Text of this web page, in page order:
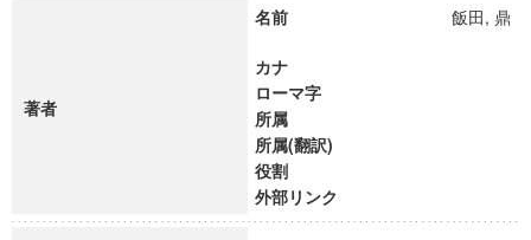
著者
名前 飯田, 鼎
カナ
ローマ字
所属
所属(翻訳)
役割
外部リンク